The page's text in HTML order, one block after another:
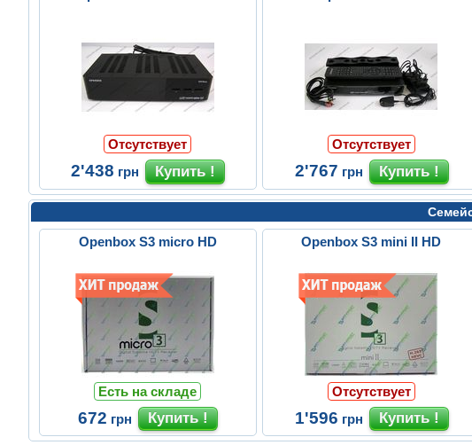
Отсутствует
2'438 грн
Отсутствует
2'767 грн
Openbox S3 micro HD
Есть на складе
672 грн
Openbox S3 mini II HD
Отсутствует
1'596 грн